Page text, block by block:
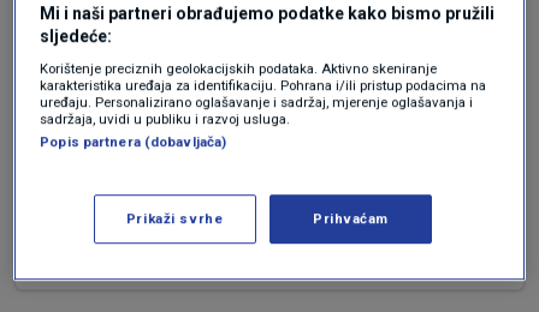
Sram te bilo bas si pravi govnar
Stami se neznas o cemu pricas
Ljigavsc jedan vrijedas te jadne ljude
Lopovi uzeli firme a oni ostajali bez
posla a tada nisi mogao dobiti posao
radi tih lopova koji su oteli firme
mozga
Mi i naši partneri obrađujemo podatke kako bismo pružili
sljedeće:
Korištenje preciznih geolokacijskih podataka. Aktivno skeniranje
karakteristika uređaja za identifikaciju. Pohrana i/ili pristup podacima na
uređaju. Personalizirano oglašavanje i sadržaj, mjerenje oglašavanja i
sadržaja, uvidi u publiku i razvoj usluga.
Popis partnera (dobavljača)
Prikaži svrhe Prihvaćam